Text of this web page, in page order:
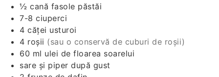
½ cană fasole păstăi
7-8 ciuperci
4 căței usturoi
4 roșii (sau o conservă de cuburi de roșii)
60 ml ulei de floarea soarelui
sare și piper după gust